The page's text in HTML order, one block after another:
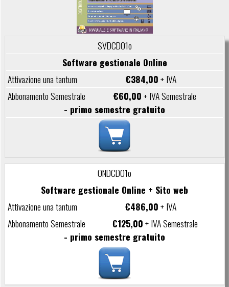
SVDCD01o
Software gestionale Online
€384,00+ IVA
€60,00+ IVA Semestrale
- primo semestre gratuito
ONDCD01o
Software gestionale Online + Sito web
€486,00+ IVA
€125,00+ IVA Semestrale
- primo semestre gratuito